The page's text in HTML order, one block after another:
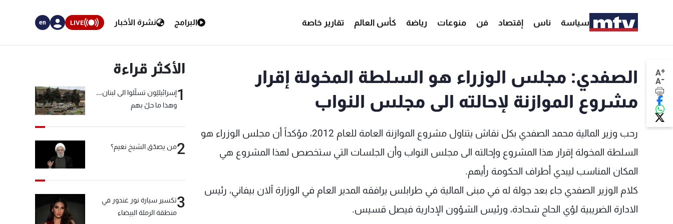
سياسة ناس إقتصاد فن منوعات رياضة كأس العالم تقارير خاصة البرامج نشرة الأخبار LIVE
en
A+
A-
الصفدي: مجلس الوزراء هو السلطة المخولة إقرار
مشروع الموازنة لإحالته الى مجلس النواب
رحب وزير المالية محمد الصفدي بكل نقاش يتناول مشروع الموازنة العامة للعام 2012، مؤكداً أن مجلس الوزراء هو
السلطة المخولة إقرار هذا المشروع وإحالته الى مجلس النواب وأن الجلسات التي ستخصص لهذا المشروع هي
المكان المناسب ليبدي أطراف الحكومة رأيهم.
كلام الوزير الصفدي جاء بعد جولة له في مبنى المالية في طرابلس يرافقه المدير العام في الوزارة آلان بيفاني، رئيس
الادارة الضريبية لؤي الحاج شحادة، ورئيس الشؤون الإدارية فيصل قسيس.
الأكثر قراءة
1إسرائيليّون تسلّلوا الى لبنان...
وهذا ما حلّ بهم
2من يصدّق الشيخ نعيم؟
3تكسير سيارة نور غندور في
منطقة الرملة البيضاء